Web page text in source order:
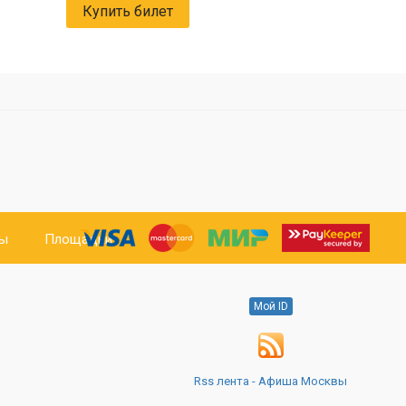
Купить билет
Площадки
Мой ID
Rss лента - Афиша Москвы